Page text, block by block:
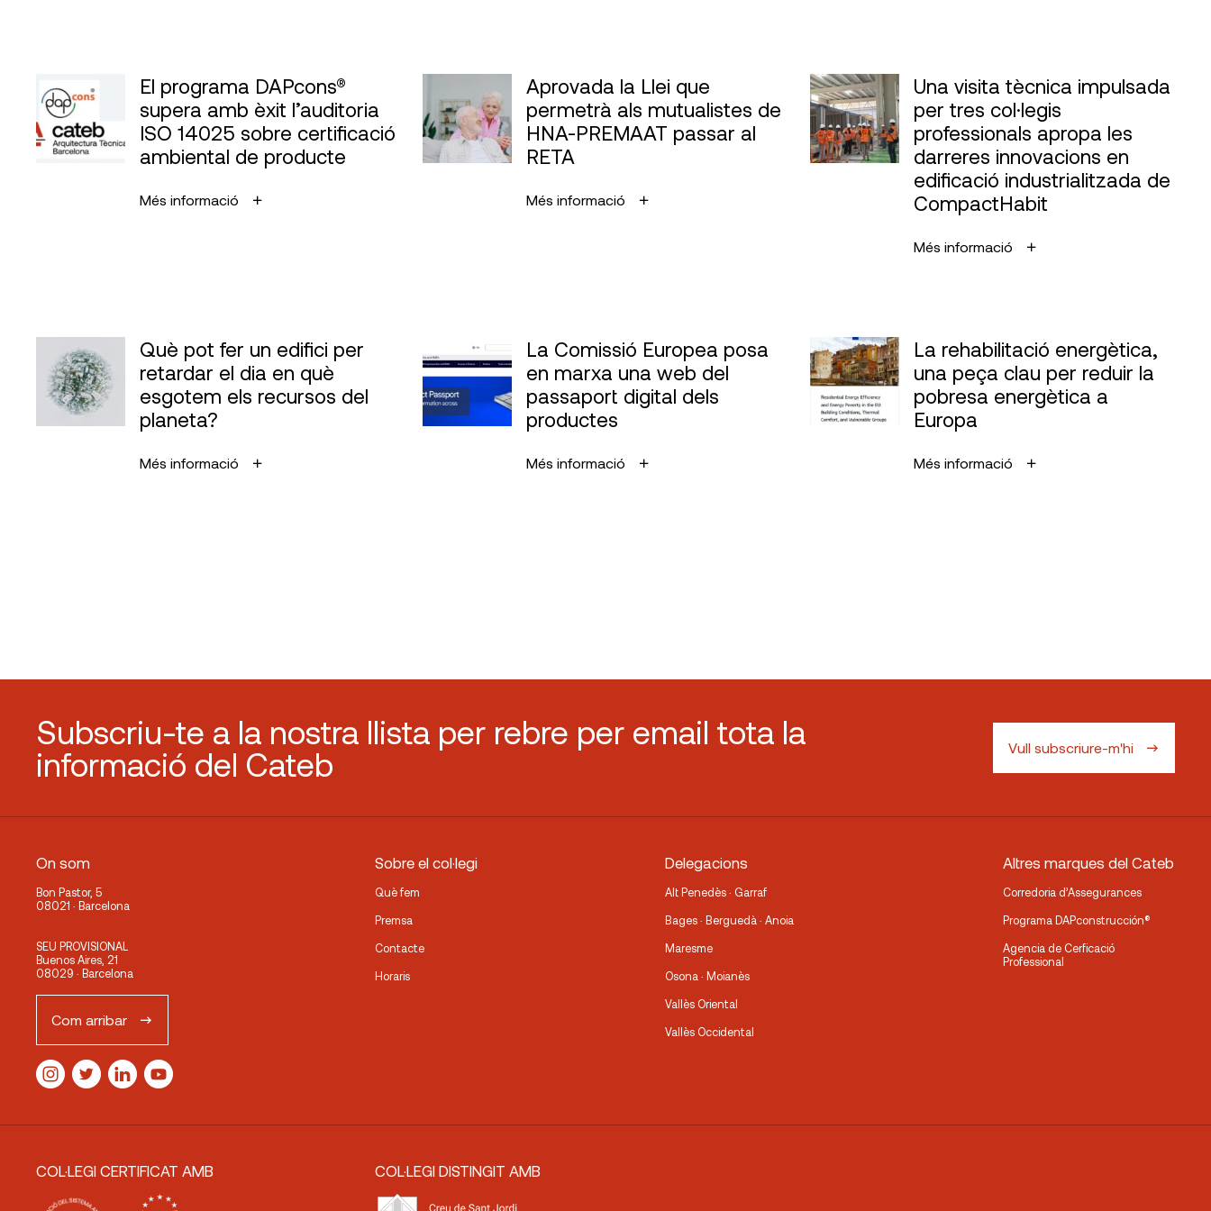
El programa DAPcons®
supera amb èxit l’auditoria
ISO 14025 sobre certificació
ambiental de producte
Més informació
Aprovada la Llei que
permetrà als mutualistes de
HNA-PREMAAT passar al
RETA
Més informació
Una visita tècnica impulsada
per tres col·legis
professionals apropa les
darreres innovacions en
edificació industrialitzada de
CompactHabit
Més informació
Què pot fer un edifici per
retardar el dia en què
esgotem els recursos del
planeta?
Més informació
La Comissió Europea posa
en marxa una web del
passaport digital dels
productes
Més informació
La rehabilitació energètica,
una peça clau per reduir la
pobresa energètica a
Europa
Més informació
Subscriu-te a la nostra llista per rebre per email tota la
informació del Cateb
Vull subscriure-m'hi
On som
Bon Pastor, 5
08021 · Barcelona
SEU PROVISIONAL
Buenos Aires, 21
08029 · Barcelona
Com arribar
Sobre el col·legi
Què fem
Premsa
Contacte
Horaris
Delegacions
Alt Penedès · Garraf
Bages · Berguedà · Anoia
Maresme
Osona · Moianès
Vallès Oriental
Vallès Occidental
Altres marques del Cateb
Corredoria d’Assegurances
Programa DAPconstrucción®
Agencia de Cerficació
Professional
COL·LEGI CERTIFICAT AMB COL·LEGI DISTINGIT AMB